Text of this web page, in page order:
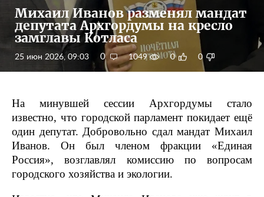
Михаил Иванов разменял мандат
депутата Архгордумы на кресло
замглавы Котласа
25 июн 2026, 09:03 0 1049 0 0
На минувшей сессии Архгордумы стало
известно, что городской парламент покидает ещё
один депутат. Добровольно сдал мандат Михаил
Иванов. Он был членом фракции «Единая
Россия», возглавлял комиссию по вопросам
городского хозяйства и экологии.